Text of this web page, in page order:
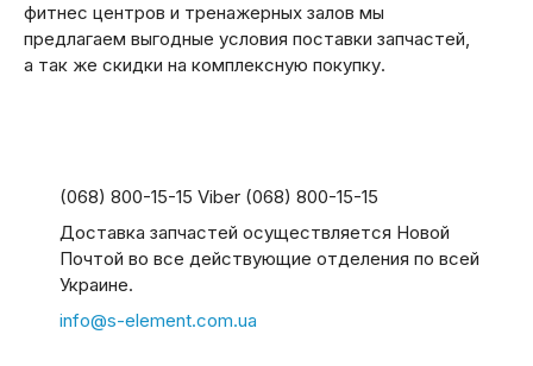
фитнес центров и тренажерных залов мы
предлагаем выгодные условия поставки запчастей,
а так же скидки на комплексную покупку.
(068) 800-15-15 Viber (068) 800-15-15
Доставка запчастей осуществляется Новой
Почтой во все действующие отделения по всей
Украине.
info@s-element.com.ua